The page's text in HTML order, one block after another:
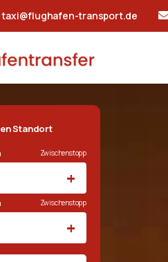
taxi@flughafen-transport.de
Standort
Zwischenstopp
+
Zwischenstopp
+